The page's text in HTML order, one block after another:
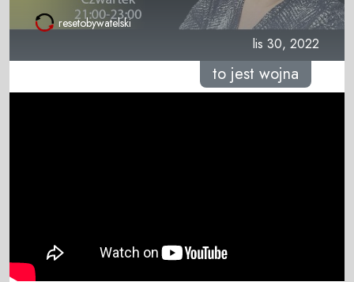
resetobywatelski
lis 30, 2022
to jest wojna